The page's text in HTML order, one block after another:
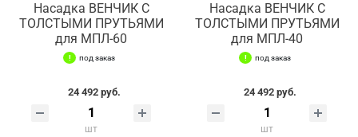
Насадка ВЕНЧИК С
ТОЛСТЫМИ ПРУТЬЯМИ
для МПЛ-60
под заказ
24 492 руб.
шт
Насадка ВЕНЧИК С
ТОЛСТЫМИ ПРУТЬЯМИ
для МПЛ-40
под заказ
24 492 руб.
шт